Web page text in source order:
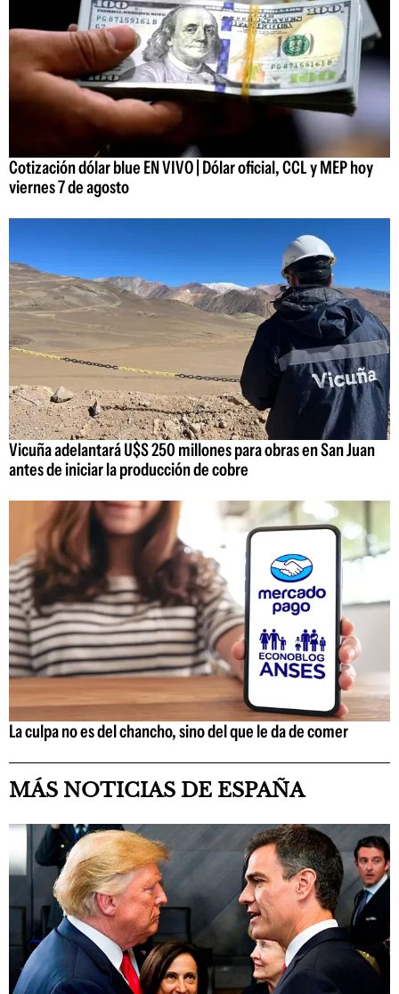
Cotización dólar blue EN VIVO | Dólar oficial, CCL y MEP hoy
viernes 7 de agosto
Vicuña adelantará U$S 250 millones para obras en San Juan
antes de iniciar la producción de cobre
La culpa no es del chancho, sino del que le da de comer
MÁS NOTICIAS DE ESPAÑA